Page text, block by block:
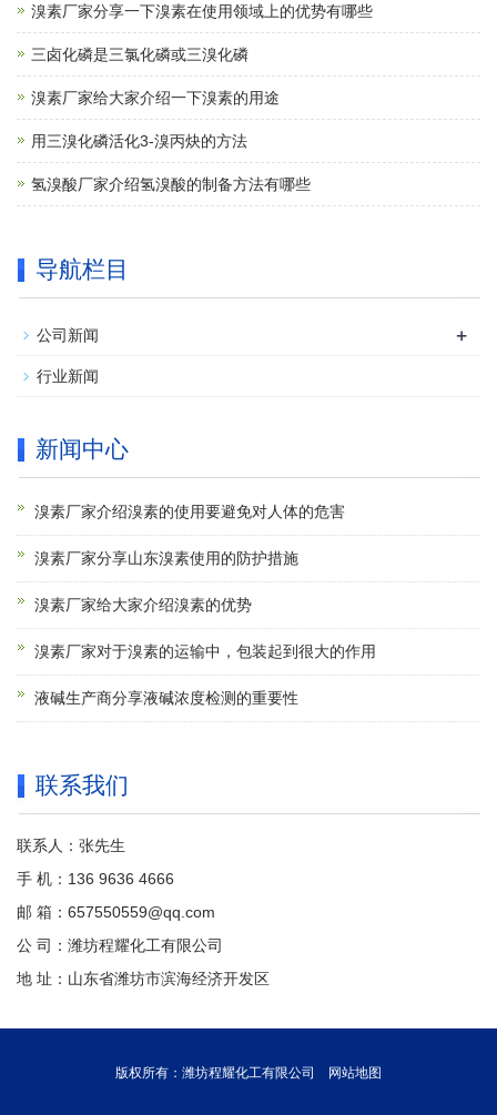
溴素厂家分享一下溴素在使用领域上的优势有哪些
三卤化磷是三氯化磷或三溴化磷
溴素厂家给大家介绍一下溴素的用途
用三溴化磷活化3-溴丙炔的方法
氢溴酸厂家介绍氢溴酸的制备方法有哪些
导航栏目
公司新闻 +
行业新闻
新闻中心
溴素厂家介绍溴素的使用要避免对人体的危害
溴素厂家分享山东溴素使用的防护措施
溴素厂家给大家介绍溴素的优势
溴素厂家对于溴素的运输中，包装起到很大的作用
液碱生产商分享液碱浓度检测的重要性
联系我们
联系人：张先生
手 机：136 9636 4666
邮 箱：657550559@qq.com
公 司：潍坊程耀化工有限公司
地 址：山东省潍坊市滨海经济开发区
版权所有：潍坊程耀化工有限公司 网站地图